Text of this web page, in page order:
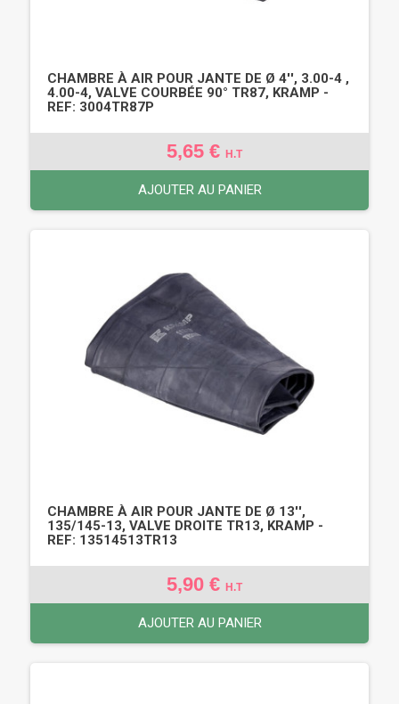
CHAMBRE À AIR POUR JANTE DE Ø 4'', 3.00-4 ,
4.00-4, VALVE COURBÉE 90° TR87, KRAMP -
REF: 3004TR87P
5,65 € H.T
AJOUTER AU PANIER
CHAMBRE À AIR POUR JANTE DE Ø 13'',
135/145-13, VALVE DROITE TR13, KRAMP -
REF: 13514513TR13
5,90 € H.T
AJOUTER AU PANIER